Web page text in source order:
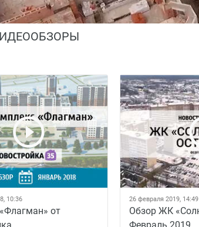
10:36
от
26 февраля 2019, 14:49
Обзор ЖК